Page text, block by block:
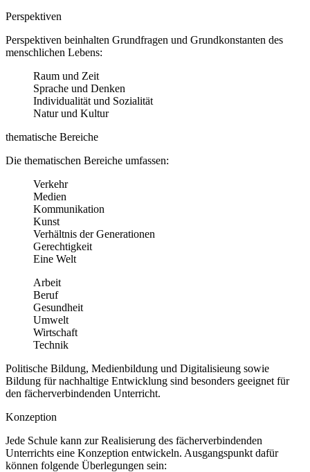
Perspektiven
Perspektiven beinhalten Grundfragen und Grundkonstanten des
menschlichen Lebens:
Raum und Zeit
Sprache und Denken
Individualität und Sozialität
Natur und Kultur
thematische Bereiche
Die thematischen Bereiche umfassen:
Verkehr
Medien
Kommunikation
Kunst
Verhältnis der Generationen
Gerechtigkeit
Eine Welt
Arbeit
Beruf
Gesundheit
Umwelt
Wirtschaft
Technik
Politische Bildung, Medienbildung und Digitalisieung sowie
Bildung für nachhaltige Entwicklung sind besonders geeignet für
den fächerverbindenden Unterricht.
Konzeption
Jede Schule kann zur Realisierung des fächerverbindenden
Unterrichts eine Konzeption entwickeln. Ausgangspunkt dafür
können folgende Überlegungen sein: